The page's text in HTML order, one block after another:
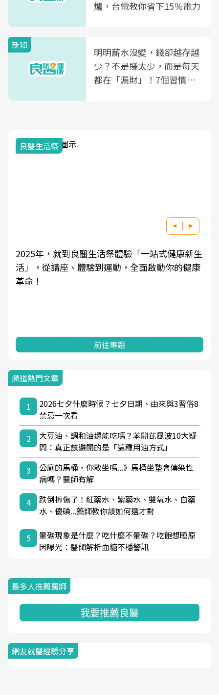
爐，台電教你省下15％電力
新知
明明薪水沒變，錢卻越存越
少？不是賺太少，而是每天
都在「漏財」！7個習慣一
良醫生活祭
2025年，就到良醫生活祭體驗「一站式健康新生
活」，從講座、體驗到運動，全面啟動你的健康
革命！
前往專題
頻道熱門文章
1
2026七夕什麼時候？七夕日期、由來與3習俗8
禁忌一次看
2
大豆油、調和油還能吃嗎？苯駢芘風波10大疑
問：真正該避開的是「這種用油方式」
3
公廁的馬桶，你敢坐嗎...》馬桶坐墊會傳染性
病嗎？醫師有解
4
跌倒擦傷了！紅藥水、紫藥水、雙氧水、白藥
水、優碘...藥師教你該如何選才對
5
暈碳現象是什麼？吃什麼不暈碳？吃飽想睡原
因曝光：醫師解析血糖不穩警訊
最多人推薦醫師
我要推薦良醫
網友就醫經驗分享